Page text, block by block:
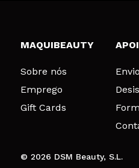
MAQUIBEAUTY
Sobre nós
Emprego
Gift Cards
© 2026 DSM Beauty, S.L.